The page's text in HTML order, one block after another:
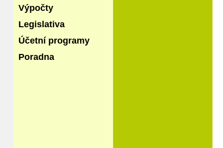
Výpočty
Legislativa
Účetní programy
Poradna